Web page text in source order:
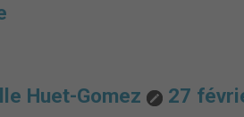
Huet-Gomez
27